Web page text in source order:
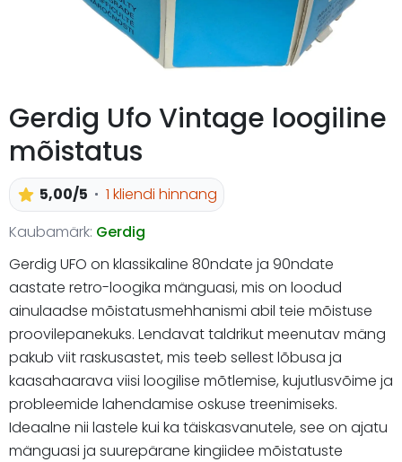
Gerdig Ufo Vintage loogiline
mõistatus
5,00/5
1 kliendi hinnang
Kaubamärk: Gerdig
Gerdig UFO on klassikaline 80ndate ja 90ndate
aastate retro-loogika mänguasi, mis on loodud
ainulaadse mõistatusmehhanismi abil teie mõistuse
proovilepanekuks. Lendavat taldrikut meenutav mäng
pakub viit raskusastet, mis teeb sellest lõbusa ja
kaasahaarava viisi loogilise mõtlemise, kujutlusvõime ja
probleemide lahendamise oskuse treenimiseks.
Ideaalne nii lastele kui ka täiskasvanutele, see on ajatu
mänguasi ja suurepärane kingiidee mõistatuste